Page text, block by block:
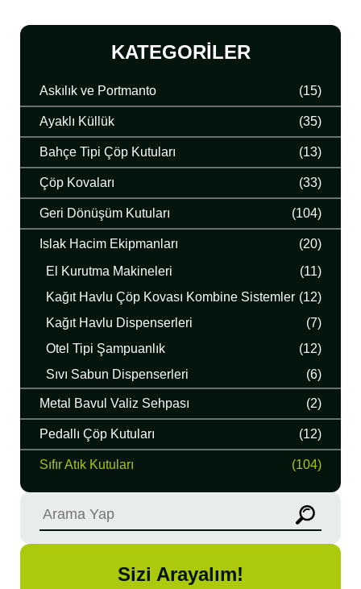
KATEGORILER
Askılık ve Portmanto (15)
Ayaklı Küllük (35)
Bahçe Tipi Çöp Kutuları (13)
Çöp Kovaları (33)
Geri Dönüşüm Kutuları (104)
Islak Hacim Ekipmanları
(20)
El Kurutma Makineleri
(11)
Kağıt Havlu Çöp Kovası Kombine Sistemler (12)
Kağıt Havlu Dispenserleri
(7)
Otel Tipi Şampuanlık
(12)
Sıvı Sabun Dispenserleri
(6)
Metal Bavul Valiz Sehpası (2)
Pedallı Çöp Kutuları (12)
Sıfır Atık Kutuları (104)
Sizi Arayalım!